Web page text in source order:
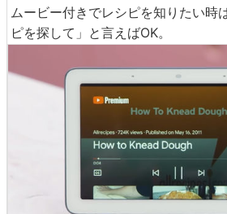
ムービー付きでレシピを知りたい時
ピを探して」と言えばOK。